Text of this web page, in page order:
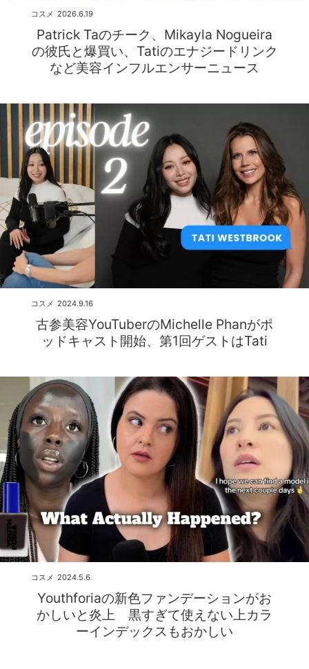
コスメ 2026.6.19
Patrick Taのチーク、Mikayla Nogueira
の彼氏と爆買い、Tatiのエナジードリンク
など美容インフルエンサーニュース
コスメ 2024.9.16
古参美容YouTuberのMichelle Phanがポ
ッドキャスト開始、第1回ゲストはTati
コスメ 2024.5.6
Youthforiaの新色ファンデーションがお
かしいと炎上 黒すぎて使えない上カラ
ーインデックスもおかしい